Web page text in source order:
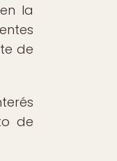
la
de
de